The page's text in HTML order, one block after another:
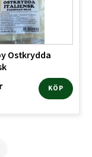
Ostkrydda
KÖP